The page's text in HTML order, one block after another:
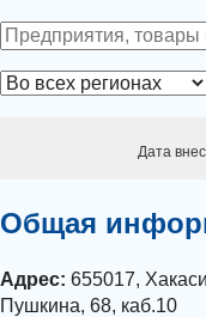
Дата
Общая
Адрес: 655017,
Пушкина, 68, каб.10